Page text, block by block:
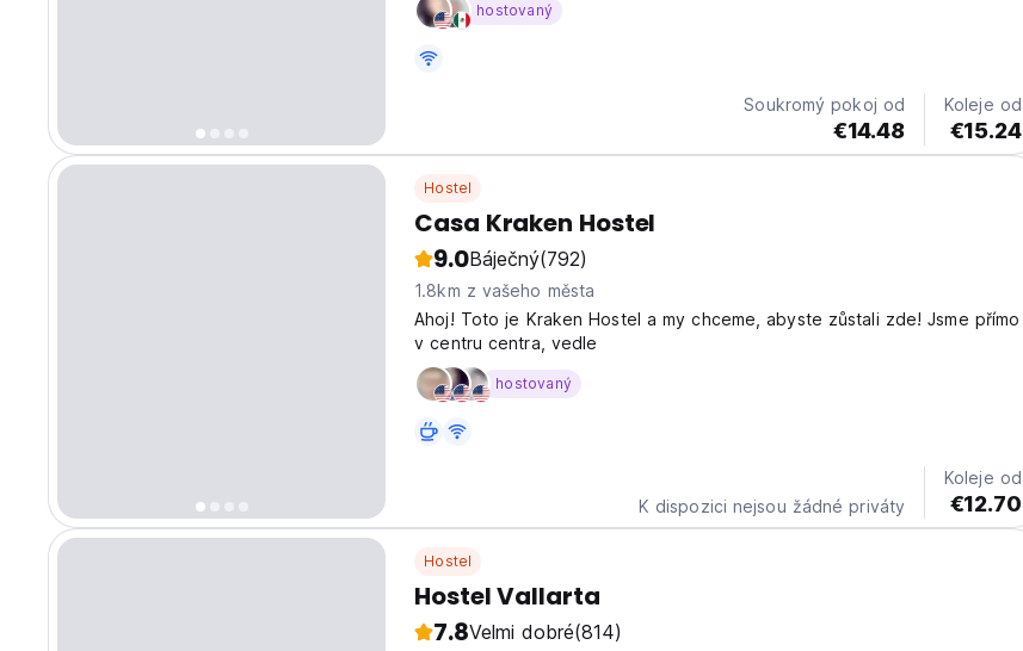
hostovaný
Soukromý pokoj od
€14.48
Koleje od
€15.24
Hostel
Casa Kraken Hostel
9.0Báječný(792)
1.8km z vašeho města
Ahoj! Toto je Kraken Hostel a my chceme, abyste zůstali zde! Jsme přímo
v centru centra, vedle
hostovaný
K dispozici nejsou žádné priváty
Koleje od
€12.70
Hostel
Hostel Vallarta
7.8Velmi dobré(814)